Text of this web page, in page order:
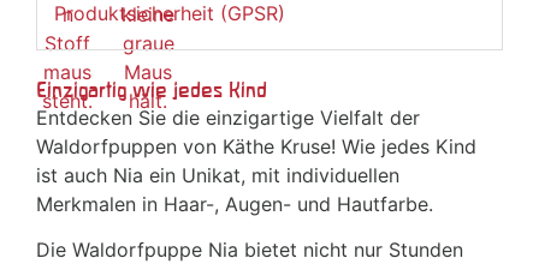
Produktsicherheit (GPSR)
Einzigartig wie jedes Kind
Entdecken Sie die einzigartige Vielfalt der
Waldorfpuppen von Käthe Kruse! Wie jedes Kind
ist auch Nia ein Unikat, mit individuellen
Merkmalen in Haar-, Augen- und Hautfarbe.
Die Waldorfpuppe Nia bietet nicht nur Stunden